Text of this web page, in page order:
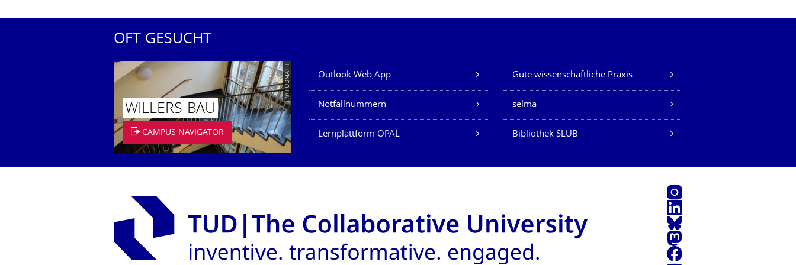
OFT GESUCHT
© TUDMATH
WILLERS-BAU
CAMPUS NAVIGATOR
Unsere Dienste
Outlook Web App Gute wissenschaftliche Praxis
Notfallnummern selma
Lernplattform OPAL Bibliothek SLUB
Instagram
LinkedIn
Bluesky
Mastodon
Facebook